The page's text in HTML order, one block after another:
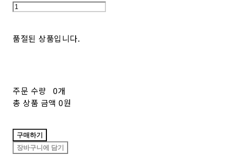
품절된 상품입니다.
주문 수량 0개
총 상품 금액 0원
구매하기
장바구니에 담기